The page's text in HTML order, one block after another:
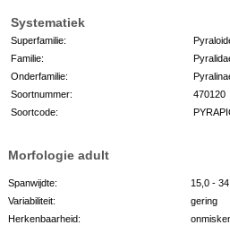
Systematiek
Superfamilie:
Familie:
Onderfamilie:
Soortnummer:
470120
Soortcode:
Morfologie adult
Spanwijdte:
15,0 -
Variabiliteit:
gering
Herkenbaarheid: